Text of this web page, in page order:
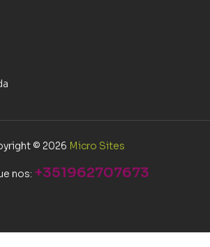
© 2026 Micro Sites
nos: +351962707673